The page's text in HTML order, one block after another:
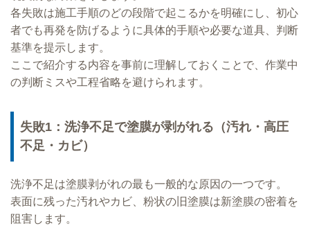
各失敗は施工手順のどの段階で起こるかを明確にし、初心
者でも再発を防げるように具体的手順や必要な道具、判断
基準を提示します。
ここで紹介する内容を事前に理解しておくことで、作業中
の判断ミスや工程省略を避けられます。
失敗1：洗浄不足で塗膜が剥がれる（汚れ・高圧
不足・カビ）
洗浄不足は塗膜剥がれの最も一般的な原因の一つです。
表面に残った汚れやカビ、粉状の旧塗膜は新塗膜の密着を
阻害します。